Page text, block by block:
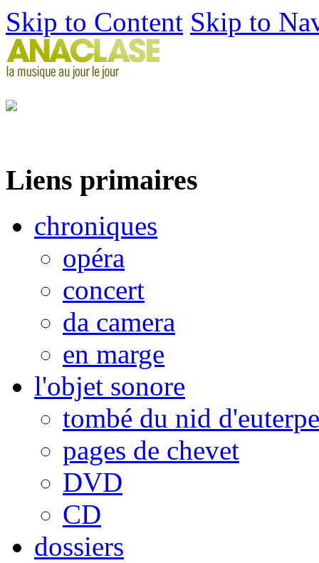
Skip to Content Skip to
Liens primaires
chroniques
opéra
concert
da camera
en marge
l'objet sonore
tombé du nid d'euterpe
pages de chevet
DVD
CD
dossiers